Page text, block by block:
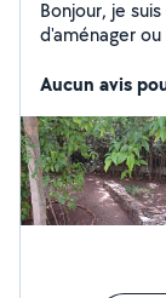
Bonjour, je
d'aménager
paysage.
Aucun avis